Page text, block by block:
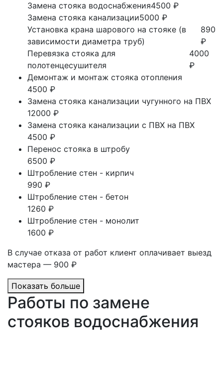
Замена стояка водоснабжения4500 ₽
Замена стояка канализации5000 ₽
Установка крана шарового на стояке (в
зависимости диаметра труб)
890
₽
Перевязка стояка для
полотенцесушителя
4000
₽
Демонтаж и монтаж стояка отопления
4500 ₽
Замена стояка канализации чугунного на ПВХ
12000 ₽
Замена стояка канализации с ПВХ на ПВХ
4500 ₽
Перенос стояка в штробу
6500 ₽
Штробление стен - кирпич
990 ₽
Штробление стен - бетон
1260 ₽
Штробление стен - монолит
1600 ₽
В случае отказа от работ клиент оплачивает выезд
мастера — 900 ₽
Показать больше
Работы по замене
стояков водоснабжения